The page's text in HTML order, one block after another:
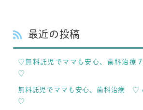
最近の投稿
♡無料託児でママも安心、歯科治療
♡
無料託児でママも安心、歯科治療 ♡
♡